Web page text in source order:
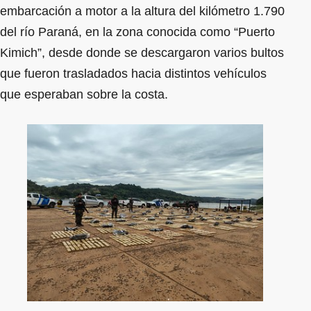
embarcación a motor a la altura del kilómetro 1.790
del río Paraná, en la zona conocida como “Puerto
Kimich”, desde donde se descargaron varios bultos
que fueron trasladados hacia distintos vehículos
que esperaban sobre la costa.